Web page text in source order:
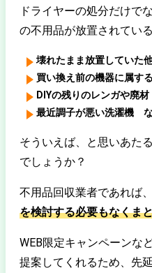
ドライヤーの処分だけで
の不用品が放置されている
壊れたまま放置していた
買い換え前の機器に属す
DIYの残りのレンガや廃材
最近調子が悪い洗濯機
そういえば、と思いあた
でしょうか？
不用品回収業者であれば、
を検討する必要もなくま
WEB限定キャンペーンな
提案してくれるため、先